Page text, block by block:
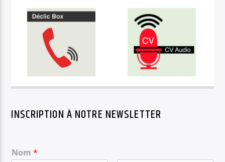
INSCRIPTION À NOTRE NEWSLETTER
Nom*